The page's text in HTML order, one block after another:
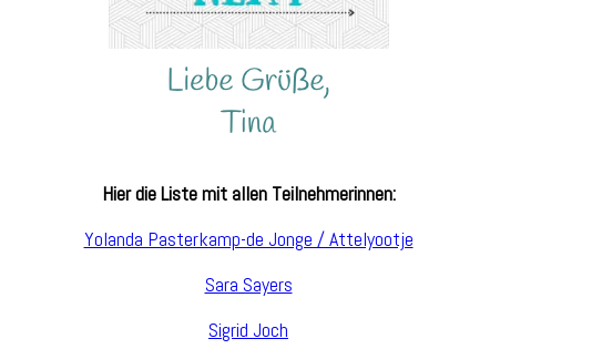
Hier die Liste mit allen Teilnehmerinnen:
Yolanda Pasterkamp-de Jonge / Attelyootje
Sara Sayers
Sigrid Joch